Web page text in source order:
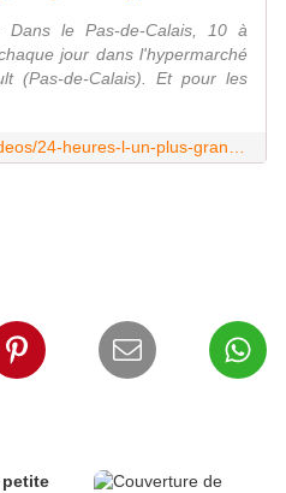
le Pas-de-Calais, 10 à
jour dans l'hypermarché
(Pas-de-Calais). Et pour les
petite